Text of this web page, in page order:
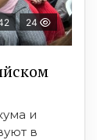
24
и
в